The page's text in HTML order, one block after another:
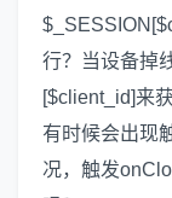
行？当设备掉
[$client_id]来
有时候会出现
况，触发